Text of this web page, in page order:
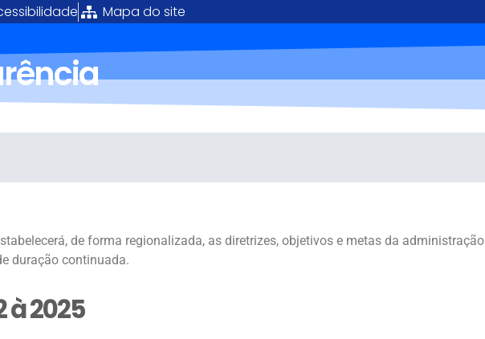
Mapa do site
de forma regionalizada, as diretrizes, objetivos e metas da administração
duração continuada.
à 2025